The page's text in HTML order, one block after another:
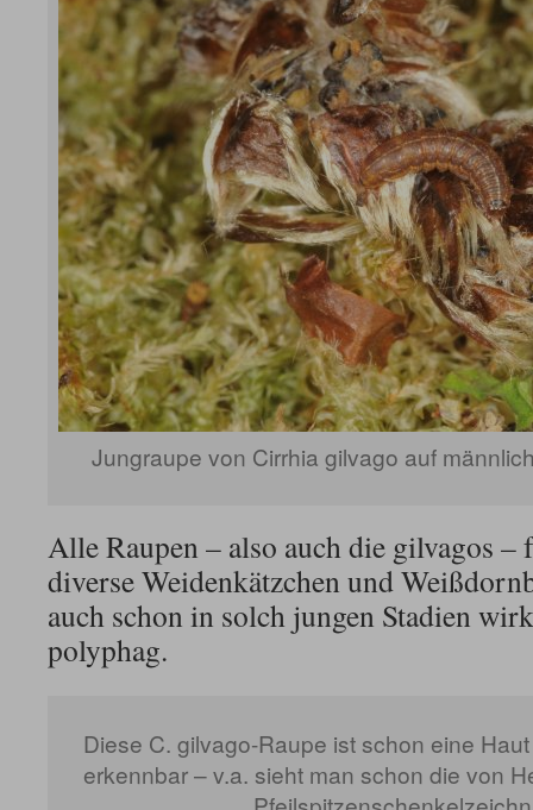
Jungraupe von Cirrhia gilvago auf
Alle Raupen – also auch die gilvagos –
diverse Weidenkätzchen und
auch schon in solch jungen Stadien
polyphag.
Diese C. gilvago-Raupe ist schon eine
erkennbar – v.a. sieht man schon die von